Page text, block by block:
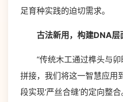
足育种实践的迫切需求。
古法新用，构建DNA层
“传统木工通过榫头与卯
拼接，我们将这一智慧应用
段实现‘严丝合缝’的定向整